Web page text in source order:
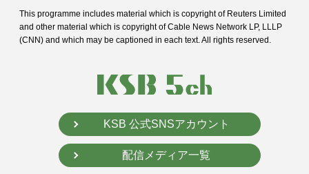
This programme includes material which is copyright of Reuters Limited
and other material which is copyright of Cable News Network LP, LLLP
(CNN) and which may be captioned in each text. All rights reserved.
KSB 公式SNSアカウント
配信メディア一覧